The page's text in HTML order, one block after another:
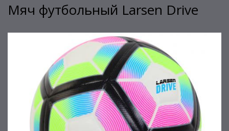
Мяч футбольный Larsen Drive